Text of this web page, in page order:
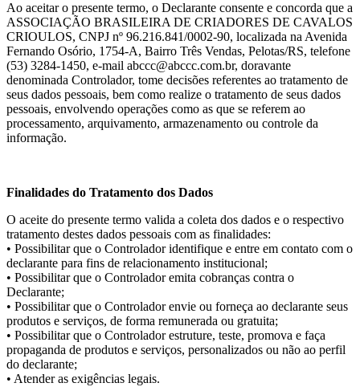
Ao aceitar o presente termo, o Declarante consente e concorda que a
ASSOCIAÇÃO BRASILEIRA DE CRIADORES DE CAVALOS
CRIOULOS, CNPJ nº 96.216.841/0002-90, localizada na Avenida
Fernando Osório, 1754-A, Bairro Três Vendas, Pelotas/RS, telefone
(53) 3284-1450, e-mail abccc@abccc.com.br, doravante
denominada Controlador, tome decisões referentes ao tratamento de
seus dados pessoais, bem como realize o tratamento de seus dados
pessoais, envolvendo operações como as que se referem ao
processamento, arquivamento, armazenamento ou controle da
informação.
Finalidades do Tratamento dos Dados
O aceite do presente termo valida a coleta dos dados e o respectivo
tratamento destes dados pessoais com as finalidades:
• Possibilitar que o Controlador identifique e entre em contato com o
declarante para fins de relacionamento institucional;
• Possibilitar que o Controlador emita cobranças contra o
Declarante;
• Possibilitar que o Controlador envie ou forneça ao declarante seus
produtos e serviços, de forma remunerada ou gratuita;
• Possibilitar que o Controlador estruture, teste, promova e faça
propaganda de produtos e serviços, personalizados ou não ao perfil
do declarante;
• Atender as exigências legais.